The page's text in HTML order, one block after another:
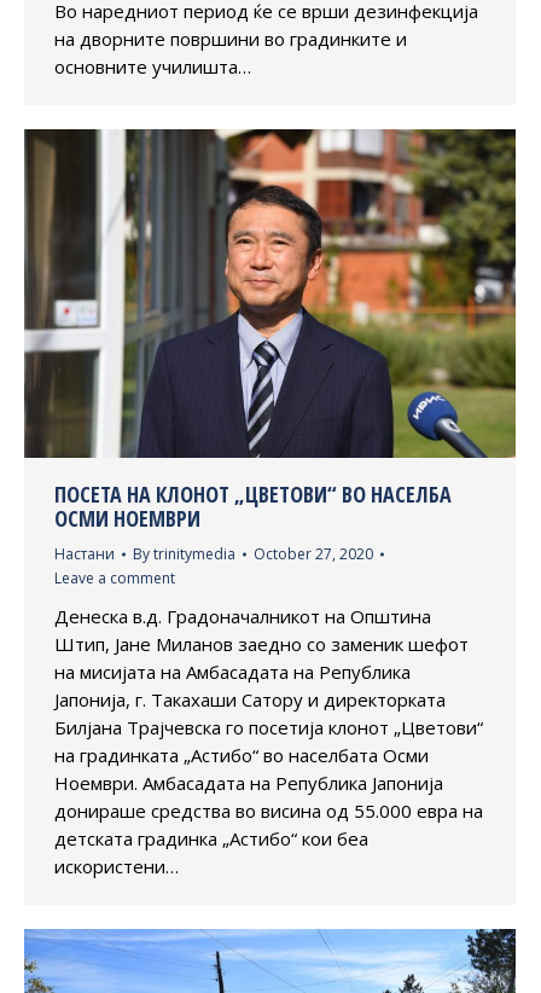
Во наредниот период ќе се врши дезинфекција
на дворните површини во градинките и
основните училишта…
ПОСЕТА НА КЛОНОТ „ЦВЕТОВИ“ ВО НАСЕЛБА
ОСМИ НОЕМВРИ
Настани Bytrinitymedia
October 27, 2020
Leave a comment
Денеска в.д. Градоначалникот на Општина
Штип, Јане Миланов заедно со заменик шефот
на мисијата на Амбасадата на Република
Јапонија, г. Такахаши Сатору и директорката
Билјана Трајчевска го посетија клонот „Цветови“
на градинката „Астибо“ во населбата Осми
Ноември. Амбасадата на Република Јапонија
донираше средства во висина од 55.000 евра на
детската градинка „Астибо“ кои беа
искористени…